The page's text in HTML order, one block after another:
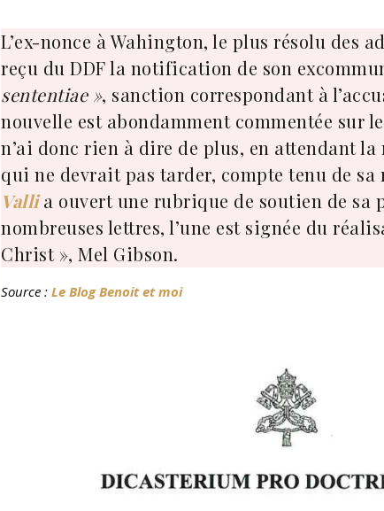
L’ex-nonce à Wahington, le plus résolu des
reçu du DDF la notification de son
sententiae », sanction correspondant à
nouvelle est abondamment commentée sur
n’ai donc rien à dire de plus, en attendant
qui ne devrait pas tarder, compte tenu de
Vallia ouvert une rubrique de soutien de sa
nombreuses lettres, l’une est signée du
Christ », Mel Gibson.
Source : Le Blog Benoit et moi